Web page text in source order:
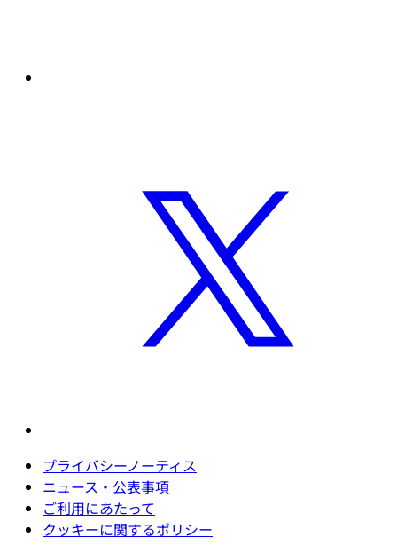
プライバシーノーティス
ニュース・公表事項
ご利用にあたって
クッキーに関するポリシー